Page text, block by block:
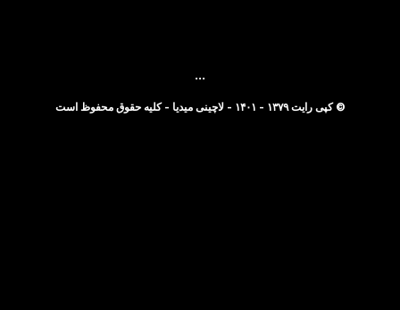
© کپی رایت ۱۳۷۹ - ۱۴۰۱ - لاچینی میدیا - کلیه حقوق محفوظ است